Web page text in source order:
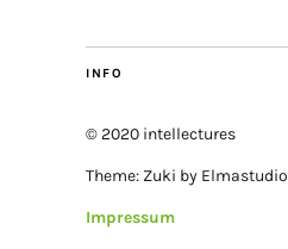
INFO
© 2020 intellectures
Theme: Zuki by Elmastudio
Impressum